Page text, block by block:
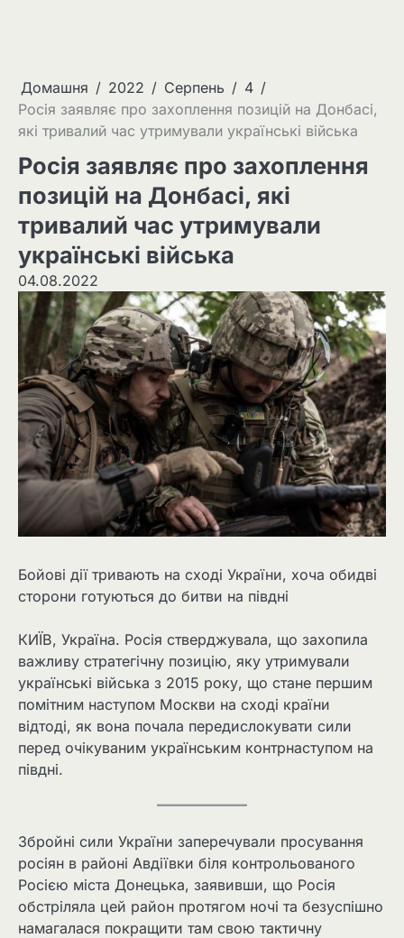
Домашня 2022 Серпень
4
Росія заявляє про захоплення позицій на Донбасі,
які тривалий час утримували українські війська
Росія заявляє про захоплення
позицій на Донбасі, які
тривалий час утримували
українські війська
04.08.2022
Бойові дії тривають на сході України, хоча обидві
сторони готуються до битви на півдні
КИЇВ, Україна. Росія стверджувала, що захопила
важливу стратегічну позицію, яку утримували
українські війська з 2015 року, що стане першим
помітним наступом Москви на сході країни
відтоді, як вона почала передислокувати сили
перед очікуваним українським контрнаступом на
півдні.
Збройні сили України заперечували просування
росіян в районі Авдіївки біля контрольованого
Росією міста Донецька, заявивши, що Росія
обстріляла цей район протягом ночі та безуспішно
намагалася покращити там свою тактичну